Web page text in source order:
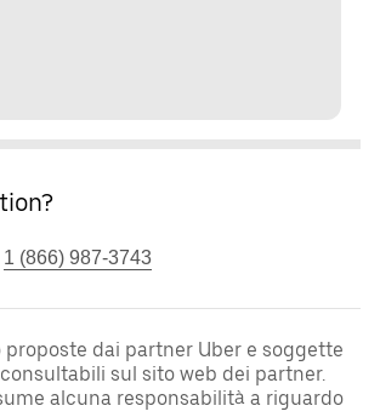
1 (866) 987-3743
proposte dai partner Uber e soggette
sul sito web dei partner.
alcuna responsabilità a riguardo